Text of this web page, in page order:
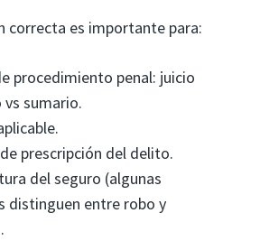
correcta es importante para:
procedimiento penal: juicio
vs sumario.
prescripción del delito.
del seguro (algunas
distinguen entre robo y